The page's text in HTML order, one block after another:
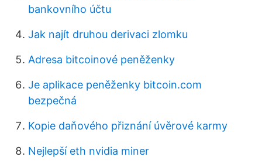
bankovního účtu
Jak najít druhou derivaci zlomku
Adresa bitcoinové peněženky
Je aplikace peněženky bitcoin.com
bezpečná
Kopie daňového přiznání úvěrové karmy
Nejlepší eth nvidia miner